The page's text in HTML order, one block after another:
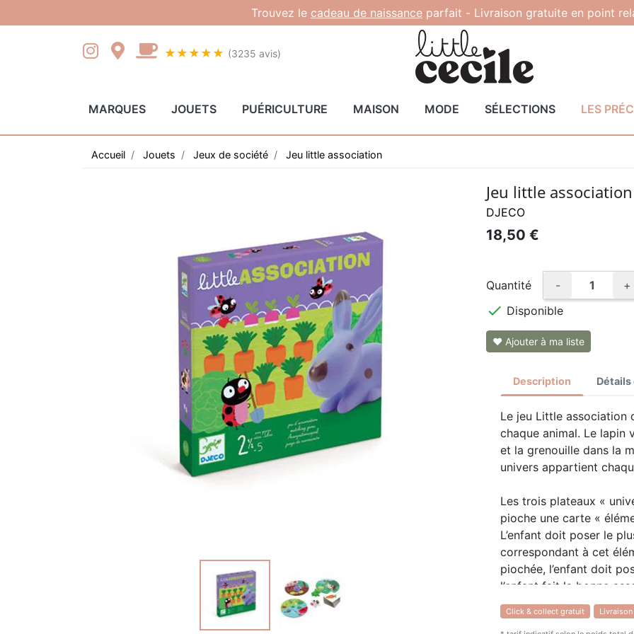
Trouvez le cadeau de naissance parfait - Livraison gratuite en point
★★★★★ (3235 avis)
MARQUES JOUETS PUÉRICULTURE MAISON MODE SÉLECTIONS LES
Accueil Jouets Jeux de société Jeu little association
Jeu little association
DJECO
18,50 €
Quantité - +
 Disponible
❤ Ajouter à ma liste
Description Détails
Le jeu Little association
chaque animal. Le lapin
et la grenouille dans la
univers appartient
Les trois plateaux «
pioche une carte «
L’enfant doit poser le
correspondant à cet
piochée, l’enfant doit
l’enfant fait la bonne
Les jeux de la gamme
Click & collect gratuit